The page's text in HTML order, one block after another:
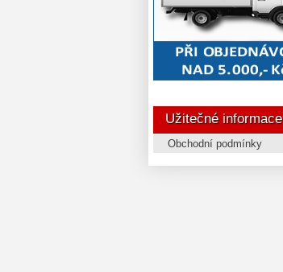
Užitečné informace
Obchodní podmínky